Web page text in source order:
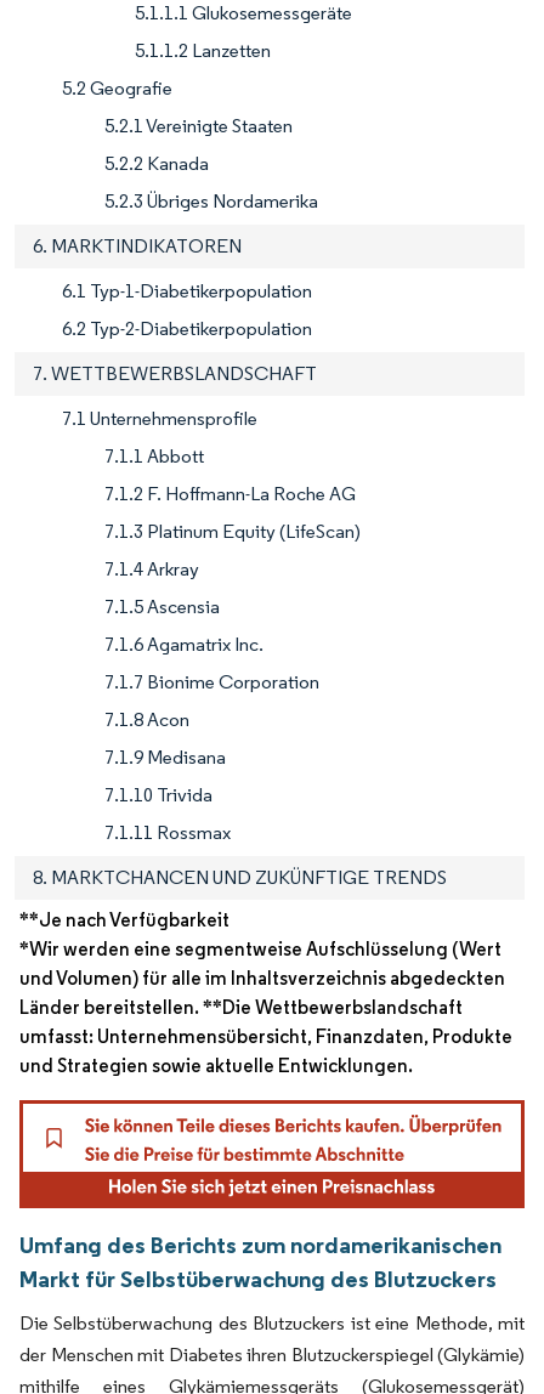
5.1.1.1 Glukosemessgeräte
5.1.1.2 Lanzetten
5.2 Geografie
5.2.1 Vereinigte Staaten
5.2.2 Kanada
5.2.3 Übriges Nordamerika
6. MARKTINDIKATOREN
6.1 Typ-1-Diabetikerpopulation
6.2 Typ-2-Diabetikerpopulation
7. WETTBEWERBSLANDSCHAFT
7.1 Unternehmensprofile
7.1.1 Abbott
7.1.2 F. Hoffmann-La Roche AG
7.1.3 Platinum Equity (LifeScan)
7.1.4 Arkray
7.1.5 Ascensia
7.1.6 Agamatrix Inc.
7.1.7 Bionime Corporation
7.1.8 Acon
7.1.9 Medisana
7.1.10 Trivida
7.1.11 Rossmax
8. MARKTCHANCEN UND ZUKÜNFTIGE TRENDS
**Je nach Verfügbarkeit
*Wir werden eine segmentweise Aufschlüsselung (Wert
und Volumen) für alle im Inhaltsverzeichnis abgedeckten
Länder bereitstellen. **Die Wettbewerbslandschaft
umfasst: Unternehmensübersicht, Finanzdaten, Produkte
und Strategien sowie aktuelle Entwicklungen.
Umfang des Berichts zum nordamerikanischen
Markt für Selbstüberwachung des Blutzuckers
Die Selbstüberwachung des Blutzuckers ist eine Methode, mit
der Menschen mit Diabetes ihren Blutzuckerspiegel (Glykämie)
mithilfe eines Glykämiemessgeräts (Glukosemessgerät)